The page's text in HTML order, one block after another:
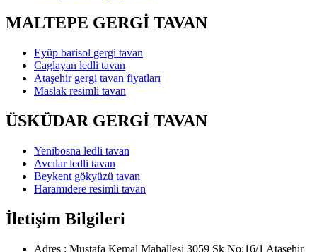
MALTEPE GERGİ TAVAN
Eyüp barisol gergi tavan
Caglayan ledli tavan
Ataşehir gergi tavan fiyatları
Maslak resimli tavan
ÜSKÜDAR GERGİ TAVAN
Yenibosna ledli tavan
Avcılar ledli tavan
Beykent gökyüzü tavan
Haramıdere resimli tavan
İletişim Bilgileri
Adres : Mustafa Kemal Mahallesi 3059 Sk No:16/1 Ataşehir